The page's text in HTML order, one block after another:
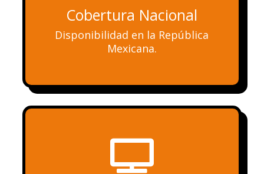
Cobertura Nacional
Disponibilidad en la República
Mexicana.
